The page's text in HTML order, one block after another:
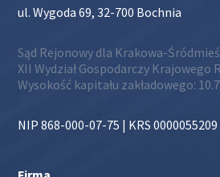
ul. Wygoda 69, 32-700 Bochnia
Sąd Rejonowy dla Krakowa-
XII Wydział Gospodarczy Krajowego
Wysokość kapitału zakładowego:
NIP 868-000-07-75 | KRS